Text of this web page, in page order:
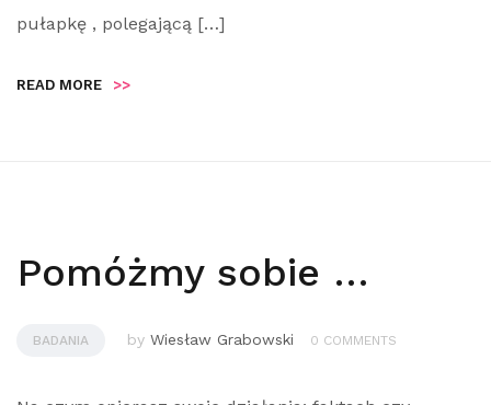
pułapkę , polegającą […]
READ MORE >>
Pomóżmy sobie …
BADANIA by Wiesław Grabowski 0 COMMENTS